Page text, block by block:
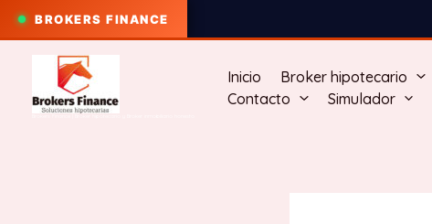
BROKERS FINANCE
contenido
Inicio Broker hipotecario
Contacto
Simulador